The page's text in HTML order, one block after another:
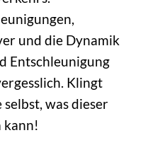
und die Dynamik
Entschleunigung
Klingt
was dieser
kann!